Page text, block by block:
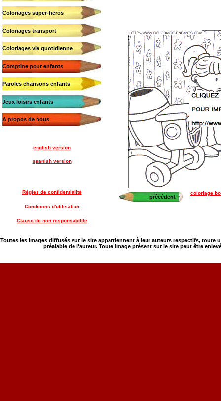
Coloriages super-heros
Coloriages transport
Coloriages vie quotidienne
Comptine pour enfants
Paroles chansons enfants
Jeux loisirs enfants
A propos de nous
english version
spanish version
Règles de confidentialité
Conditions d'utilisation
Clause de non responsabilité
précédent
coloriage
Toutes les images diffusés sur le site appartiennent à leur auteurs respectifs,
préalable de l'auteur. Toute image présent sur le site peut être